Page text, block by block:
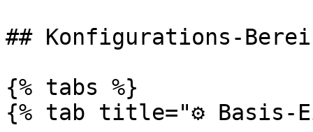
## Konfigurations-
{% tabs %}
{% tab title="⚙️ Basis-